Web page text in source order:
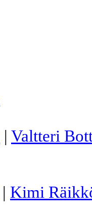
| Valtteri
| Kimi